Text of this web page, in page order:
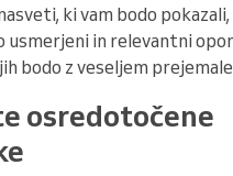
ki vam bodo pokazali,
usmerjeni in relevantni
bodo z veseljem
osredotočene